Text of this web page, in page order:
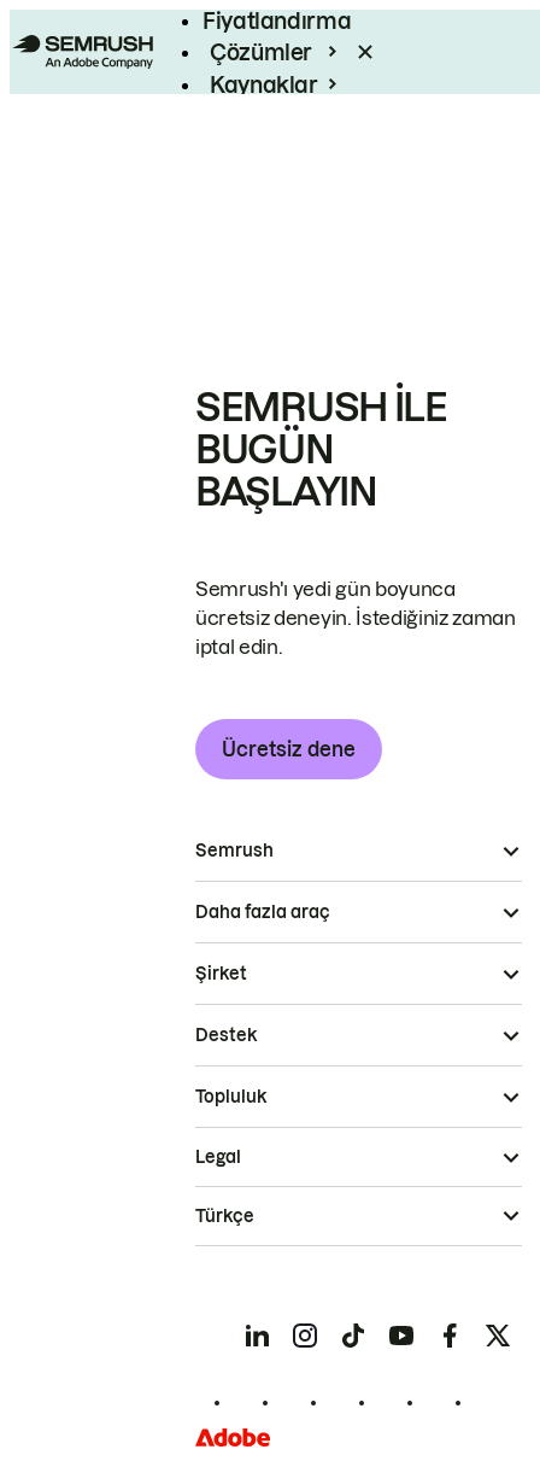
Fiyatlandırma
Çözümler
Kaynaklar
SEMRUSH ILE
BUGÜN
BAŞLAYIN
Semrush'ı yedi gün boyunca
ücretsiz deneyin. İstediğiniz zaman
iptal edin.
Ücretsiz dene
Semrush
Daha fazla araç
Şirket
Destek
Topluluk
Legal
Türkçe